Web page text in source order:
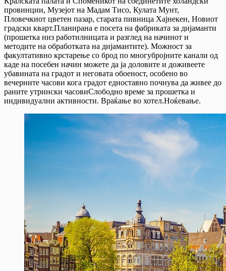
провинции, Музејот на Мадам Тисо, Кулата Мунт,
Пловечкиот цветен пазар, старата пивница Хајнекен, Новиот
градски кварт.Планирана е посета на фабриката за дијаманти
(прошетка низ работилницата и разглед на начинот и
методите на обработката на дијамантите). Можност за
факултативно крстарење со брод по многубројните канали од
каде на посебен начин можете да ја доловите и доживеете
убавината на градот и неговата обоеност, особено во
вечерните часови кога градот едноставно почнува да живее до
раните утрински часовиСлободно време за прошетка и
индивидуални активности. Враќање во хотел.Ноќевање.